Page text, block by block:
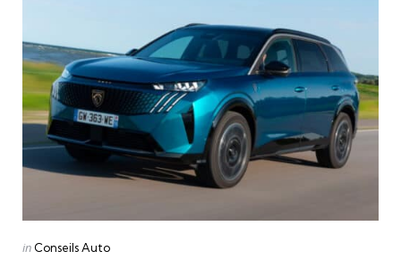
Categories
Posted
in Conseils Auto